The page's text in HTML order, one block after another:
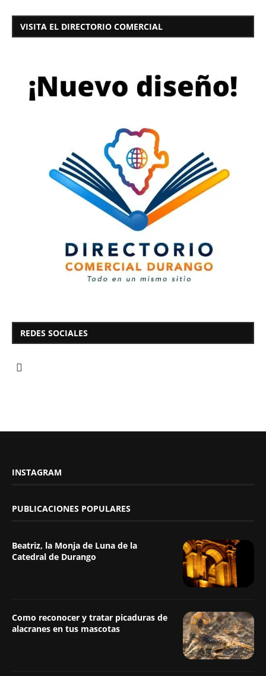
VISITA EL DIRECTORIO COMERCIAL
REDES SOCIALES
INSTAGRAM
PUBLICACIONES POPULARES
Beatriz, la Monja de Luna de la
Catedral de Durango
Como reconocer y tratar picaduras de
alacranes en tus mascotas